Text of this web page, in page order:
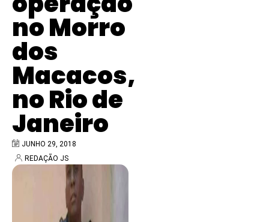
no Morro
dos
Macacos,
no Rio de
Janeiro
JUNHO 29, 2018
REDAÇÃO JS